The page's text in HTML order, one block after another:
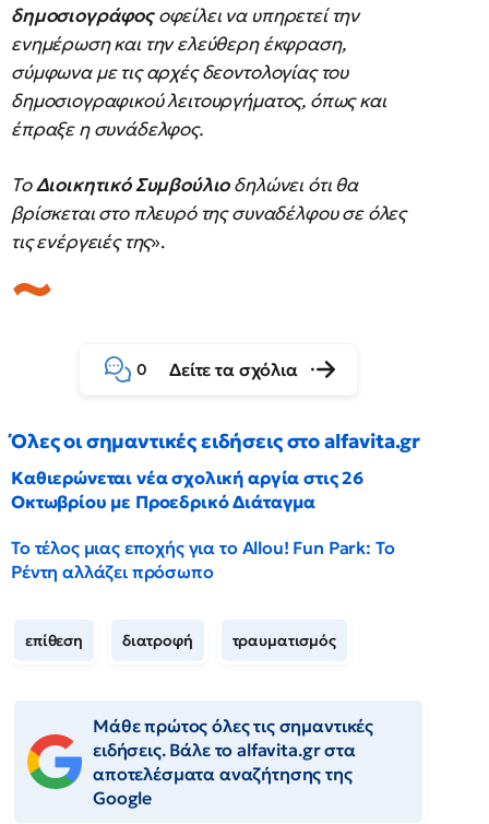
δημοσιογράφοςοφείλει να υπηρετεί την
ενημέρωση και την ελεύθερη έκφραση,
σύμφωνα με τις αρχές δεοντολογίας του
δημοσιογραφικού λειτουργήματος, όπως και
έπραξε η συνάδελφος.
TοΔιοικητικό Συμβούλιοδηλώνει ότι θα
βρίσκεται στο πλευρό της συναδέλφου σε όλες
τις ενέργειές της».
0 Δείτε τα σχόλια
Όλες οι σημαντικές ειδήσεις στο alfavita.gr
Καθιερώνεται νέα σχολική αργία στις 26
Οκτωβρίου με Προεδρικό Διάταγμα
Το τέλος μιας εποχής για το Allou! Fun Park: Το
Ρέντη αλλάζει πρόσωπο
επίθεση διατροφή τραυματισμός
Μάθε πρώτος όλες τις σημαντικές
ειδήσεις. Βάλε το alfavita.gr στα
αποτελέσματα αναζήτησης της
Google